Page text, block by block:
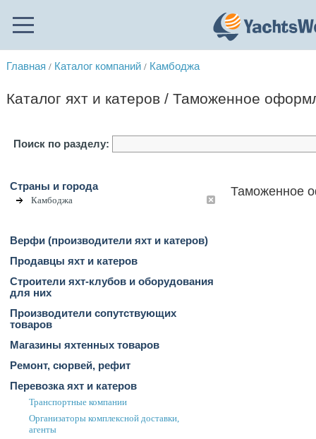
Главная / Каталог компаний / Камбоджа
Каталог яхт и катеров / Таможенное
Поиск по разделу:
Страны и города
Камбоджа
Верфи (производители яхт и катеров)
Продавцы яхт и катеров
Строители яхт-клубов и оборудования
для них
Производители сопутствующих
товаров
Магазины яхтенных товаров
Ремонт, сюрвей, рефит
Перевозка яхт и катеров
Транспортные компании
Организаторы комплексной доставки,
агенты
Таможенное